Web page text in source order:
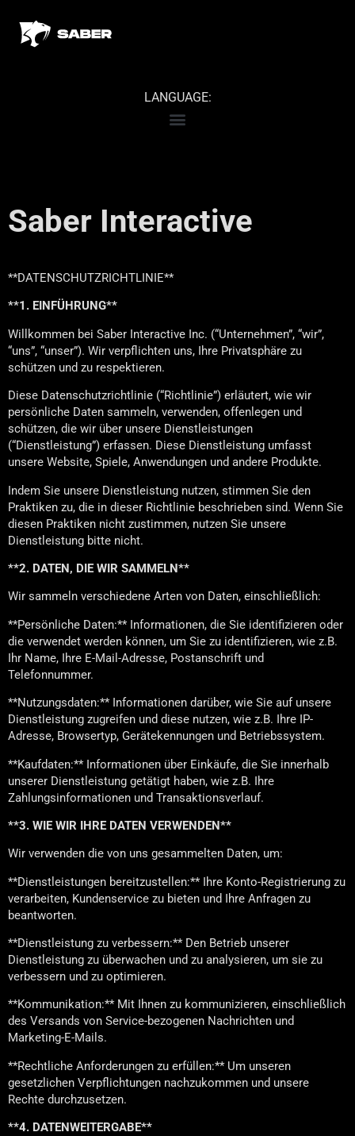
LANGUAGE:
Saber Interactive
**DATENSCHUTZRICHTLINIE**
**1. EINFÜHRUNG**
Willkommen bei Saber Interactive Inc. (“Unternehmen”, “wir”,
“uns”, “unser”). Wir verpflichten uns, Ihre Privatsphäre zu
schützen und zu respektieren.
Diese Datenschutzrichtlinie (“Richtlinie”) erläutert, wie wir
persönliche Daten sammeln, verwenden, offenlegen und
schützen, die wir über unsere Dienstleistungen
(“Dienstleistung”) erfassen. Diese Dienstleistung umfasst
unsere Website, Spiele, Anwendungen und andere Produkte.
Indem Sie unsere Dienstleistung nutzen, stimmen Sie den
Praktiken zu, die in dieser Richtlinie beschrieben sind. Wenn Sie
diesen Praktiken nicht zustimmen, nutzen Sie unsere
Dienstleistung bitte nicht.
**2. DATEN, DIE WIR SAMMELN**
Wir sammeln verschiedene Arten von Daten, einschließlich:
**Persönliche Daten:** Informationen, die Sie identifizieren oder
die verwendet werden können, um Sie zu identifizieren, wie z.B.
Ihr Name, Ihre E-Mail-Adresse, Postanschrift und
Telefonnummer.
**Nutzungsdaten:** Informationen darüber, wie Sie auf unsere
Dienstleistung zugreifen und diese nutzen, wie z.B. Ihre IP-
Adresse, Browsertyp, Gerätekennungen und Betriebssystem.
**Kaufdaten:** Informationen über Einkäufe, die Sie innerhalb
unserer Dienstleistung getätigt haben, wie z.B. Ihre
Zahlungsinformationen und Transaktionsverlauf.
**3. WIE WIR IHRE DATEN VERWENDEN**
Wir verwenden die von uns gesammelten Daten, um:
**Dienstleistungen bereitzustellen:** Ihre Konto-Registrierung zu
verarbeiten, Kundenservice zu bieten und Ihre Anfragen zu
beantworten.
**Dienstleistung zu verbessern:** Den Betrieb unserer
Dienstleistung zu überwachen und zu analysieren, um sie zu
verbessern und zu optimieren.
**Kommunikation:** Mit Ihnen zu kommunizieren, einschließlich
des Versands von Service-bezogenen Nachrichten und
Marketing-E-Mails.
**Rechtliche Anforderungen zu erfüllen:** Um unseren
gesetzlichen Verpflichtungen nachzukommen und unsere
Rechte durchzusetzen.
**4. DATENWEITERGABE**